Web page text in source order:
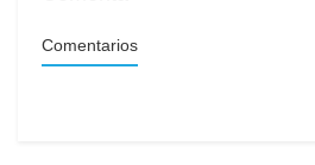
Comentarios